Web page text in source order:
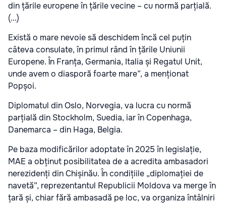
din țările europene în țările vecine – cu normă parțială.
(...)
Există o mare nevoie să deschidem încă cel puțin
câteva consulate, în primul rând în țările Uniunii
Europene. În Franța, Germania, Italia și Regatul Unit,
unde avem o diasporă foarte mare”, a menționat
Popșoi.
Diplomatul din Oslo, Norvegia, va lucra cu normă
parțială din Stockholm, Suedia, iar în Copenhaga,
Danemarca – din Haga, Belgia.
Pe baza modificărilor adoptate în 2025 în legislație,
MAE a obținut posibilitatea de a acredita ambasadori
nerezidenți din Chișinău. În condițiile „diplomației de
navetă”, reprezentantul Republicii Moldova va merge în
țară și, chiar fără ambasadă pe loc, va organiza întâlniri